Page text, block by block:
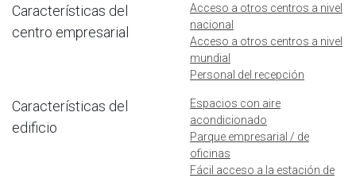
Características del
centro empresarial
Acceso a otros centros a nivel
nacional
Acceso a otros centros a nivel
mundial
Personal del recepción
Características del
edificio
Espacios con aire
acondicionado
Parque empresarial / de
oficinas
Fácil acceso a la estación de